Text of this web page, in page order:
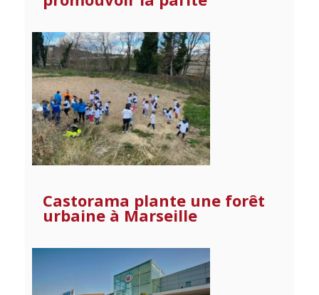
Castorama plante une forêt
urbaine à Marseille